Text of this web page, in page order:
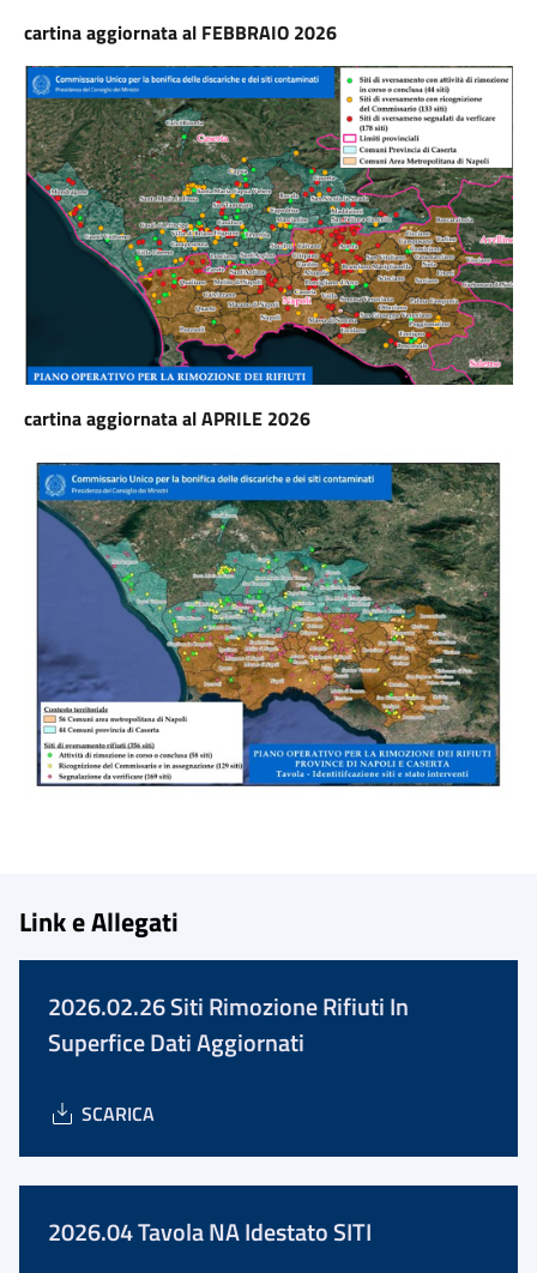
cartina aggiornata al FEBBRAIO 2026
cartina aggiornata al APRILE 2026
Link e Allegati
2026.02.26 Siti Rimozione Rifiuti In
Superfice Dati Aggiornati
SCARICA
2026.04 Tavola NA Idestato SITI